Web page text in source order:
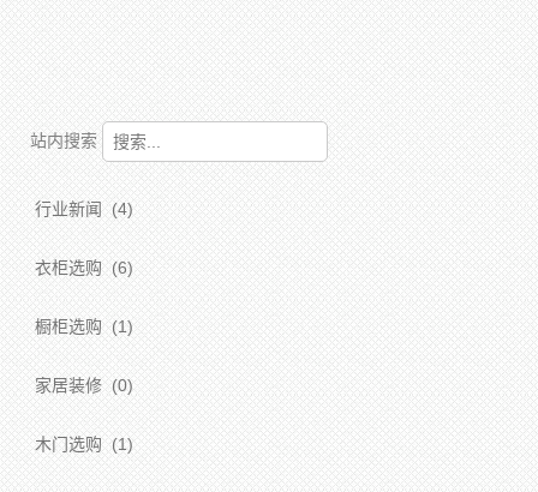
站内搜索
行业新闻 (4)
衣柜选购 (6)
橱柜选购 (1)
家居装修 (0)
木门选购 (1)